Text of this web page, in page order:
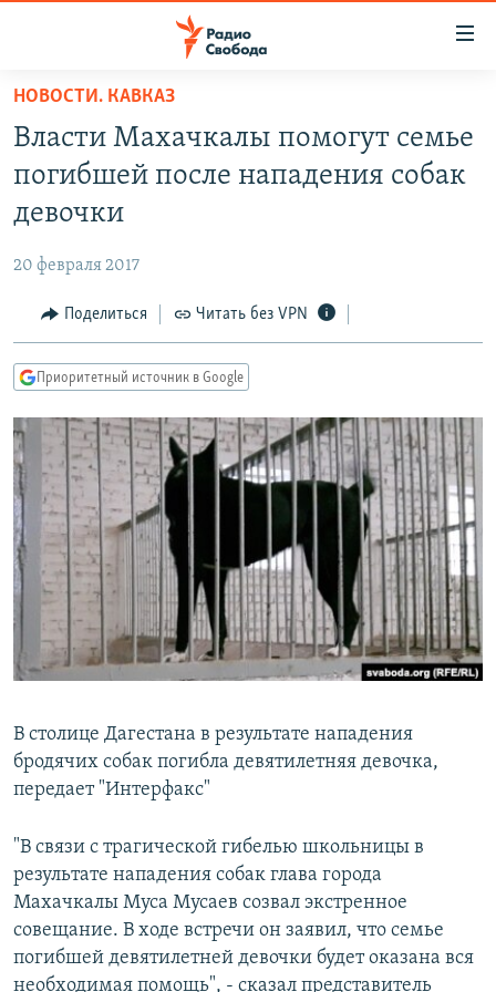
упрощенного
доступа
Вернуться
основному
Вернутся
Вернутся
поиску
ПОДКАСТЫ
МНЕНИЯ
КУЛЬТУРА
КАВКАЗ.РЕАЛИИ
СЕВЕР.РЕАЛИИ
СИБИРЬ.РЕАЛИИ
РАСПИСАНИЕ ВЕЩАНИЯ
ПОДПИШИТЕСЬ НА РАССЫЛКУ
СОЦИАЛЬНЫЕ СЕТИ
Все сайты РСЕ/РС
НОВОСТИ. КАВКАЗ
Власти Махачкалы помогут семье
погибшей после нападения собак
девочки
20 февраля 2017
Поделиться Читать без VPN
Приоритетный источник в Google
В столице Дагестана в результате нападения
бродячих собак погибла девятилетняя девочка,
передает "Интерфакс"
"В связи с трагической гибелью школьницы в
результате нападения собак глава города
Махачкалы Муса Мусаев созвал экстренное
совещание. В ходе встречи он заявил, что семье
погибшей девятилетней девочки будет оказана вся
необходимая помощь", - сказал представитель